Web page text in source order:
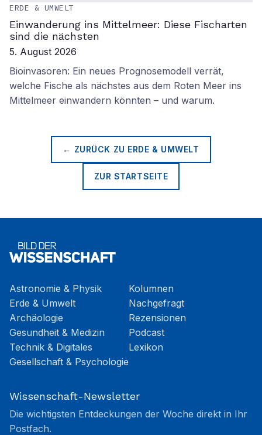
ERDE & UMWELT
Einwanderung ins Mittelmeer: Diese Fischarten
sind die nächsten
5. August 2026
Bioinvasoren: Ein neues Prognosemodell verrät,
welche Fische als nächstes aus dem Roten Meer ins
Mittelmeer einwandern könnten – und warum.
← ZURÜCK ZU ERDE & UMWELT
ZUR STARTSEITE
Astronomie & Physik
Erde & Umwelt
Archäologie
Gesundheit & Medizin
Technik & Digitales
Gesellschaft & Psychologie
Kolumnen
Nachgefragt
Rezensionen
Podcast
Lexikon
Wissenschaft-Newsletter
Die wichtigsten Entdeckungen der Woche direkt in Ihr
Postfach.